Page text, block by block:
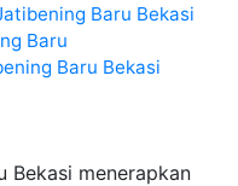
Baru Bekasi
Baru
Baru Bekasi
Bekasi menerapkan